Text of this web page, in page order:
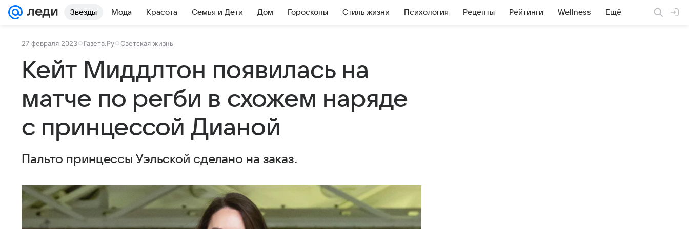
Звезды Мода Красота Семья и Дети Дом Гороскопы Стиль жизни Психология Рецепты Рейтинги Wellness Ещё
27 февраля 2023 Газета.Ру Светская жизнь
Кейт Миддлтон появилась на
матче по регби в схожем наряде
с принцессой Дианой
Пальто принцессы Уэльской сделано на заказ.